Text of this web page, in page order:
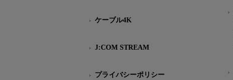
ケーブル4K
J:COM STREAM
プライバシーポリシー